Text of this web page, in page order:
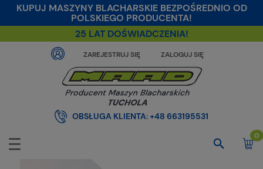
KUPUJ MASZYNY BLACHARSKIE BEZPOŚREDNIO OD
POLSKIEGO PRODUCENTA!
25 LAT DOŚWIADCZENIA!
ZAREJESTRUJ SIĘ ZALOGUJ SIĘ
OBSŁUGA KLIENTA:+48 663195531